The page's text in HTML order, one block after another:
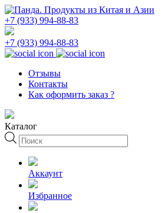
+7 (933) 994-88-83
+7 (933) 994-88-83
Отзывы
Контакты
Как оформить заказ ?
Каталог
Поиск
товаров
Аккаунт
Избранное